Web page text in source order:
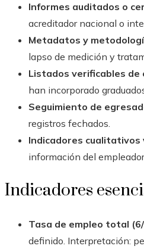
Informes auditados o
acreditador nacional o
Metadatos y
lapso de medición y
Listados verificables de
han incorporado
Seguimiento de
registros fechados.
Indicadores cualitativos
información del
Indicadores
Tasa de empleo total
definido. Interpretación: